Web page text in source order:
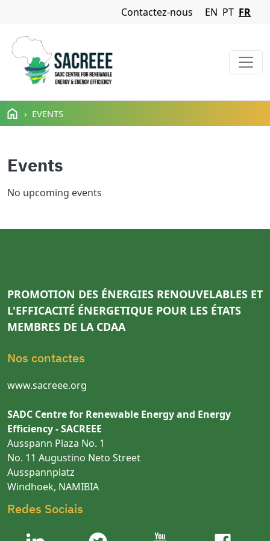
Aller au contenu principal
Navigation Menu
Contactez-nous EN PT FR
EVENTS
Events
No upcoming events
PROMOTION DES ÉNERGIES RENOUVELABLES ET
L'EFFICACITÉ ÉNERGETIQUE POUR LES ÉTATS
MEMBRES DE LA CDAA
Nos contactes
www.sacreee.org
SADC Centre for Renewable Energy and Energy
Efficiency - SACREEE
Ausspann Plaza No. 1
No. 11 Augustino Neto Street
Ausspannplatz
Windhoek, NAMIBIA
Redes Sociais